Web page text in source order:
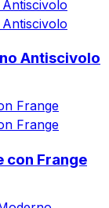
Antiscivolo
con Frange